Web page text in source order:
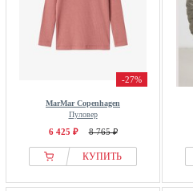
-27%
MarMar Copenhagen
Пуловер
6 425 ₽ 8 765 ₽
КУПИТЬ